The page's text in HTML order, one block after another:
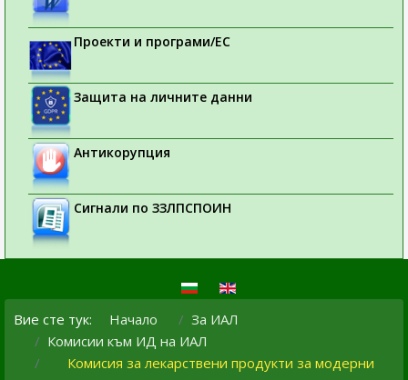
Проекти и програми/ЕС
Защита на личните данни
Антикорупция
Сигнали по ЗЗЛПСПОИН
Вие сте тук: Начало
За ИАЛ
Комисии към ИД на ИАЛ
Комисия за лекарствени продукти за модерни